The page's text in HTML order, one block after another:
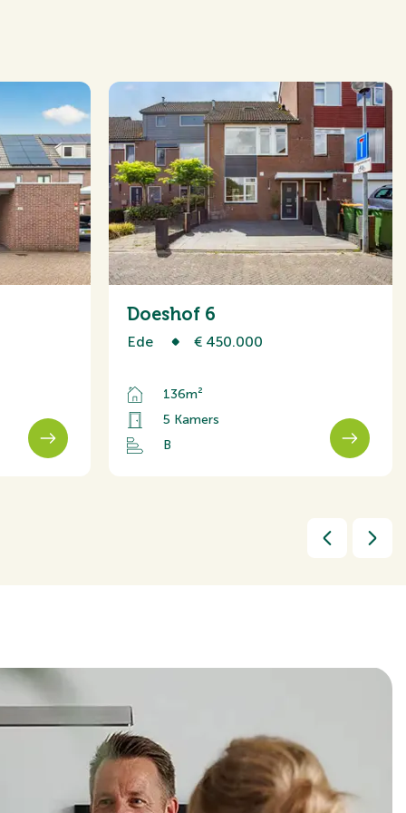
Doeshof 6
Ede € 450.000
136m²
5 Kamers
B